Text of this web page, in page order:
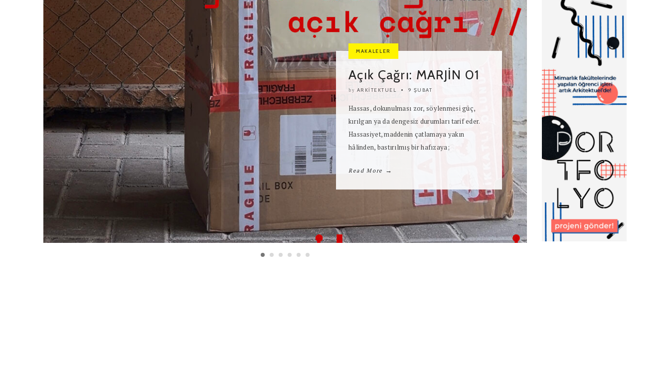
EV
Duvar Ev 2 / John
Hejduk
by ARKITEKTUEL 13 AĞUSTOS
Duvar Ev 2 (Wall House 2), John Hejduk’un
sayısız ‘duvar ev’ çalışması arasından inşa
edilen tek projesi.
Read More →